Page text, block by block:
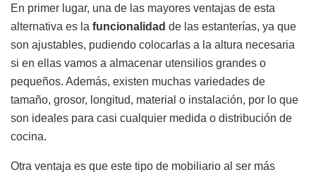
En primer lugar, una de las mayores ventajas de esta
alternativa es la funcionalidad de las estanterías, ya que
son ajustables, pudiendo colocarlas a la altura necesaria
si en ellas vamos a almacenar utensilios grandes o
pequeños. Además, existen muchas variedades de
tamaño, grosor, longitud, material o instalación, por lo que
son ideales para casi cualquier medida o distribución de
cocina.
Otra ventaja es que este tipo de mobiliario al ser más